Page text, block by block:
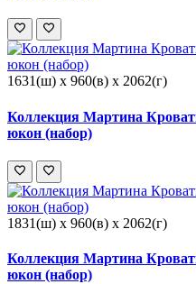
1631(ш) x 960(в) x 2062(г)
Коллекция Мартина
юкон (набор)
1831(ш) x 960(в) x 2062(г)
Коллекция Мартина
юкон (набор)